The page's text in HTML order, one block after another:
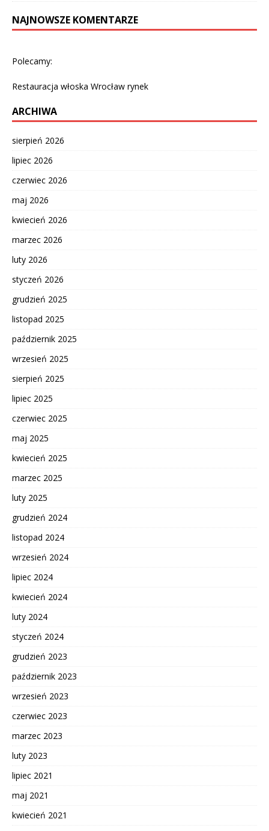
NAJNOWSZE KOMENTARZE
Polecamy:
Restauracja włoska Wrocław rynek
ARCHIWA
sierpień 2026
lipiec 2026
czerwiec 2026
maj 2026
kwiecień 2026
marzec 2026
luty 2026
styczeń 2026
grudzień 2025
listopad 2025
październik 2025
wrzesień 2025
sierpień 2025
lipiec 2025
czerwiec 2025
maj 2025
kwiecień 2025
marzec 2025
luty 2025
grudzień 2024
listopad 2024
wrzesień 2024
lipiec 2024
kwiecień 2024
luty 2024
styczeń 2024
grudzień 2023
październik 2023
wrzesień 2023
czerwiec 2023
marzec 2023
luty 2023
lipiec 2021
maj 2021
kwiecień 2021